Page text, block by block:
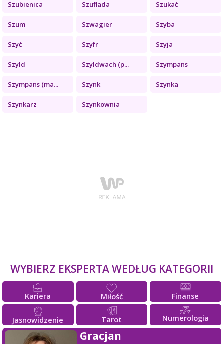
Szubienica Szuflada Szukać
Szum Szwagier Szyba
Szyć Szyfr Szyja
Szyld Szyldwach (p... Szympans
Szympans (ma... Szynk Szynka
Szynkarz Szynkownia
WYBIERZ EKSPERTA WEDŁUG KATEGORII
Kariera Miłość Finanse
Jasnowidzenie Tarot Numerologia
Gracjan